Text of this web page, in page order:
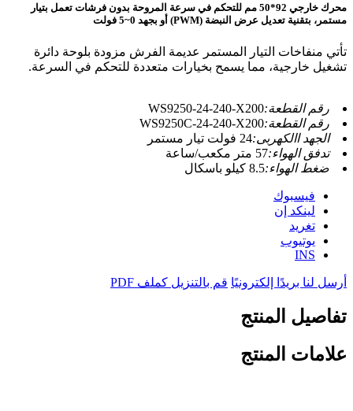
محرك خارجي 92*50 مم للتحكم في سرعة المروحة بدون فرشات تعمل بتيار
مستمر، بتقنية تعديل عرض النبضة (PWM) أو بجهد 0~5 فولت
تأتي منفاخات التيار المستمر عديمة الفرش مزودة بلوحة دائرة
تشغيل خارجية، مما يسمح بخيارات متعددة للتحكم في السرعة.
رقم القطعة:WS9250-24-240-X200
رقم القطعة:WS9250C-24-240-X200
الجهد االكهربى:24 فولت تيار مستمر
تدفق الهواء:57 متر مكعب/ساعة
ضغط الهواء:8.5 كيلو باسكال
فيسبوك
لينكد إن
تغريد
يوتيوب
INS
أرسل لنا بريدًا إلكترونيًا قم بالتنزيل كملف PDF
تفاصيل المنتج
علامات المنتج